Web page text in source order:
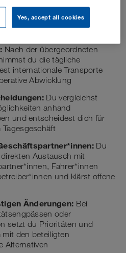
Nach der übergeordneten
du die tägliche
internationale Transporte
Abwicklung
Du vergleichst
anhand
und entscheidest dich für
Du
Austausch mit
Fahrer*innen
und klärst offene
Änderungen: Bei
oder
setzt du Prioritäten und
den beteiligten
Alternativen
Yes, accept all cookies